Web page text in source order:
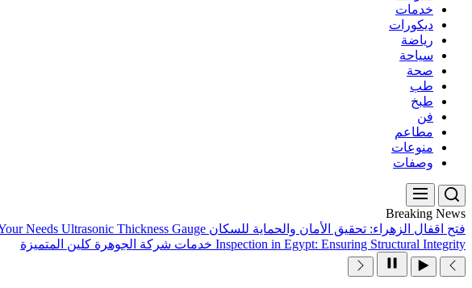
خدمات
ديكورات
رياضة
سياحة
صحة
طب
طبخ
فن
مطاعم
منوعات
وصفات
Breaking News
فتح اقفال الزهراء: تحقيق الأمان والحماية للسكان
Needs Ultrasonic Thickness Gauge
Inspection in Egypt: Ensuring Structural Integrity خدمات شركة الجوهرة كلين المتميزة